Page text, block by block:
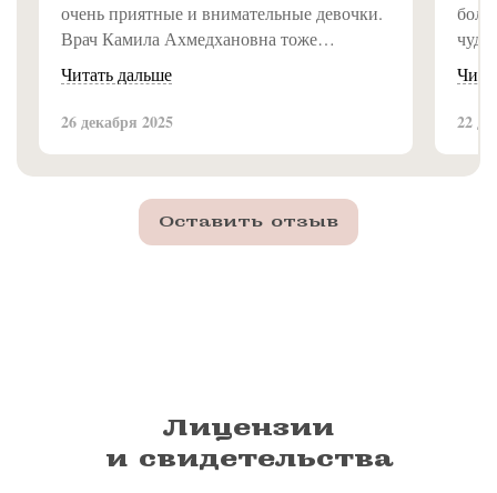
очень приятные и внимательные девочки.
Врач Камила Ахмедхановна тоже
замечательная, всё объяснила доступно и
подробно. Впечатление от клиники самое
приятное, рекомендую!
Читать дальше
26 декабря 2025 22
Оставить отзыв
Лицензии
и свидетельства